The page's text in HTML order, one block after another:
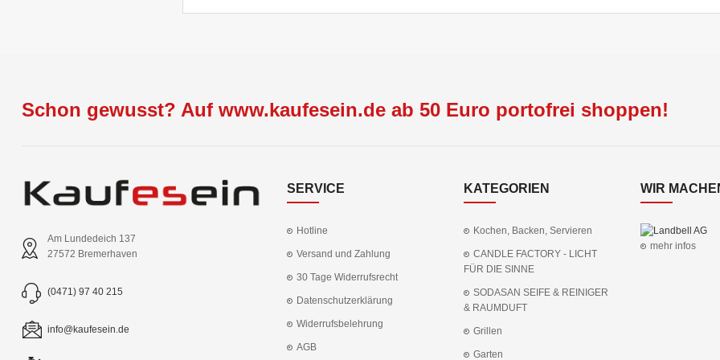
Schon gewusst? Auf www.kaufesein.de ab 50 Euro portofrei shoppen!
Am Lundedeich 137
27572 Bremerhaven
(0471) 97 40 215
info@kaufesein.de
SERVICE
Hotline
Versand und Zahlung
30 Tage Widerrufsrecht
Datenschutzerklärung
Widerrufsbelehrung
AGB
KATEGORIEN
Kochen, Backen, Servieren
CANDLE FACTORY - LICHT
FÜR DIE SINNE
SODASAN SEIFE & REINIGER
& RAUMDUFT
Grillen
Garten
WIR
mehr infos